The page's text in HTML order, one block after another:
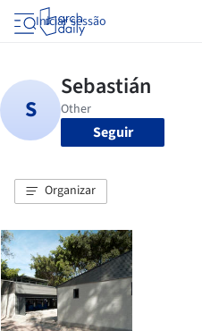
Iniciar sessão
Seguir
Organizar